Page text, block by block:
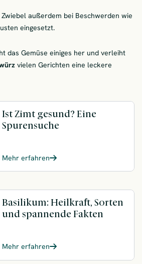
außerdem bei Beschwerden wie
eingesetzt.
das Gemüse einiges her und verleiht
vielen Gerichten eine leckere
Ist Zimt gesund? Eine
Spurensuche
Mehr erfahren
Basilikum: Heilkraft, Sorten
und spannende Fakten
Mehr erfahren